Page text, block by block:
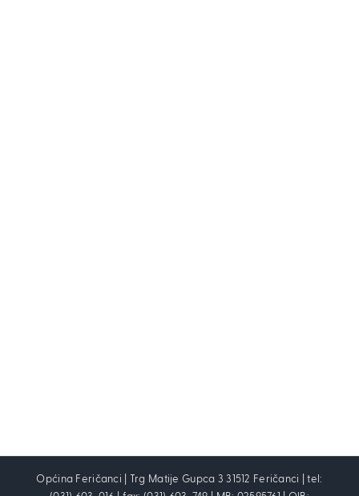
Općina Feričanci | Trg Matije Gupca 3 31512 Feričanci | tel: